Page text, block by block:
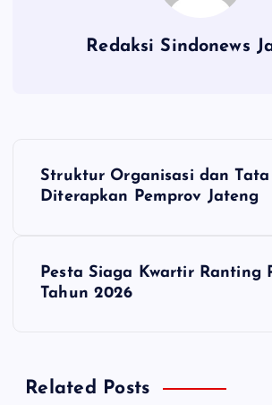
Redaksi Sindonews
N
a
Struktur Organisasi dan
Diterapkan Pemprov Jateng
Pesta Siaga Kwartir Ranting
Tahun 2026
Related Posts